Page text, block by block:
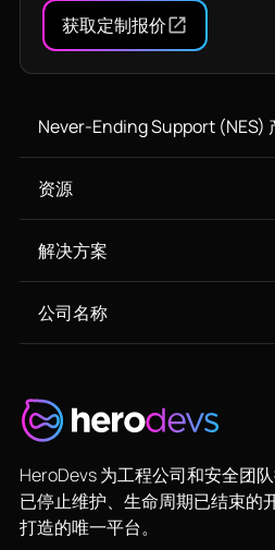
获取定制报价
Never-Ending Support (NES)
资源
解决方案
公司名称
HeroDevs 为工程公司和安全团
已停止维护、生命周期已结束的
打造的唯一平台。